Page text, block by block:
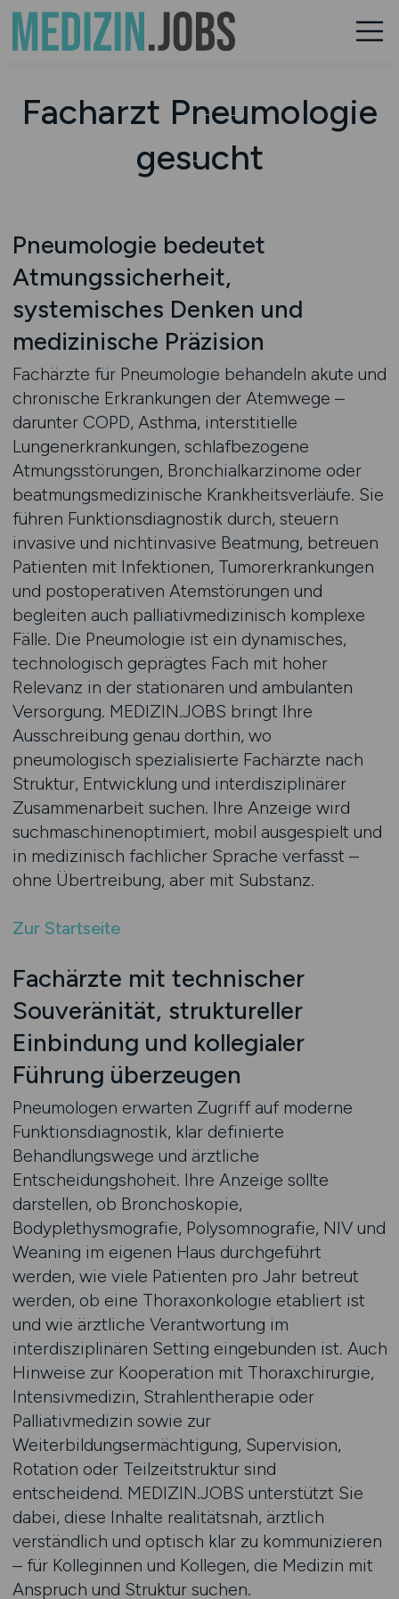
Facharzt Pneumologie
gesucht
Pneumologie bedeutet
Atmungssicherheit,
systemisches Denken und
medizinische Präzision
Fachärzte für Pneumologie behandeln akute und
chronische Erkrankungen der Atemwege –
darunter COPD, Asthma, interstitielle
Lungenerkrankungen, schlafbezogene
Atmungsstörungen, Bronchialkarzinome oder
beatmungsmedizinische Krankheitsverläufe. Sie
führen Funktionsdiagnostik durch, steuern
invasive und nichtinvasive Beatmung, betreuen
Patienten mit Infektionen, Tumorerkrankungen
und postoperativen Atemstörungen und
begleiten auch palliativmedizinisch komplexe
Fälle. Die Pneumologie ist ein dynamisches,
technologisch geprägtes Fach mit hoher
Relevanz in der stationären und ambulanten
Versorgung. MEDIZIN.JOBS bringt Ihre
Ausschreibung genau dorthin, wo
pneumologisch spezialisierte Fachärzte nach
Struktur, Entwicklung und interdisziplinärer
Zusammenarbeit suchen. Ihre Anzeige wird
suchmaschinenoptimiert, mobil ausgespielt und
in medizinisch fachlicher Sprache verfasst –
ohne Übertreibung, aber mit Substanz.
Zur Startseite
Fachärzte mit technischer
Souveränität, struktureller
Einbindung und kollegialer
Führung überzeugen
Pneumologen erwarten Zugriff auf moderne
Funktionsdiagnostik, klar definierte
Behandlungswege und ärztliche
Entscheidungshoheit. Ihre Anzeige sollte
darstellen, ob Bronchoskopie,
Bodyplethysmografie, Polysomnografie, NIV und
Weaning im eigenen Haus durchgeführt
werden, wie viele Patienten pro Jahr betreut
werden, ob eine Thoraxonkologie etabliert ist
und wie ärztliche Verantwortung im
interdisziplinären Setting eingebunden ist. Auch
Hinweise zur Kooperation mit Thoraxchirurgie,
Intensivmedizin, Strahlentherapie oder
Palliativmedizin sowie zur
Weiterbildungsermächtigung, Supervision,
Rotation oder Teilzeitstruktur sind
entscheidend. MEDIZIN.JOBS unterstützt Sie
dabei, diese Inhalte realitätsnah, ärztlich
verständlich und optisch klar zu kommunizieren
– für Kolleginnen und Kollegen, die Medizin mit
Anspruch und Struktur suchen.